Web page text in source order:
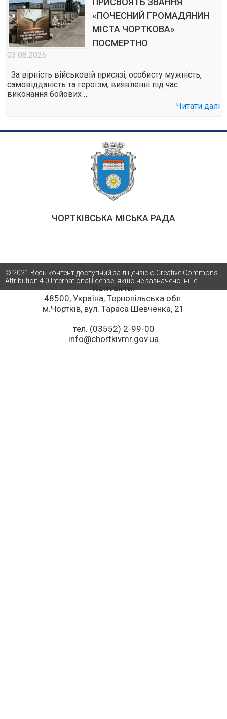
«ПОЧЕСНИЙ ГРОМАДЯНИН
МІСТА ЧОРТКОВА»
ПОСМЕРТНО
03.08.2026
За вірність військовій присязі, особисту мужність,
самовідданість та героїзм, виявленні під час
виконання бойових …
Читати далі
ЧОРТКІВСЬКА МІСЬКА РАДА
Контакти:
48500, Україна, Тернопільська обл.
м.Чортків, вул. Тараса Шевченка, 21
тел. (03552) 2-99-00
info@chortkivmr.gov.ua
© 2021 Весь контент доступний за ліцензією Creative Commons
Attribution 4.0 International license, якщо не зазначено інше.